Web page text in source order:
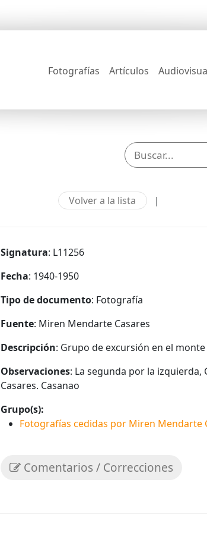
Fotografías Artículos
Volver a la lista |
Signatura: L11256
Fecha: 1940-1950
Tipo de documento: Fotografía
Fuente: Miren Mendarte Casares
Descripción: Grupo de excursión en el
Observaciones: La segunda por la izquierda,
Casares. Casanao
Grupo(s):
Fotografías cedidas por Miren Mendarte
Comentarios / Correcciones